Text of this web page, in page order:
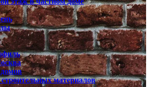
материалов